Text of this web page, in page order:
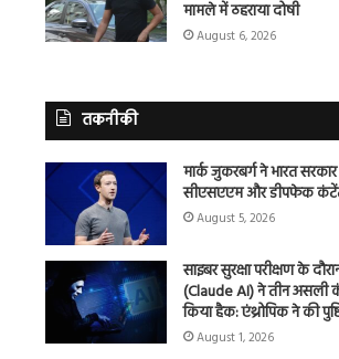
मामले में ठहराया दोषी
August 6, 2026
तकनीकी
मार्क जुकरबर्ग ने भारत
सीएसएएम और डीपफेक
August 5, 2026
साइबर सुरक्षा परीक्षण के
(Claude AI) ने तीन असली
किया हैक: एंथ्रोपिक ने की
August 1, 2026